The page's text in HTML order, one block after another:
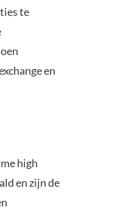
te
en
high
en zijn de